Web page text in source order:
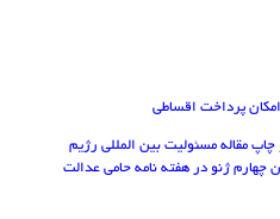
پرداخت اقساطی
مقاله مسئولیت بین المللی رژیم
ژنو در هفته نامه حامی عدالت